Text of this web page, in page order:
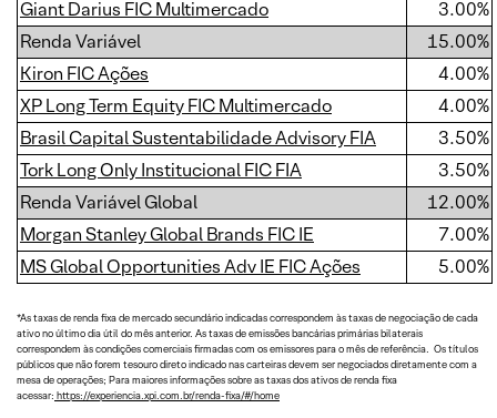
Giant Darius FIC Multimercado
3.00%
Renda Variável
15.00%
Kiron FIC Ações
4.00%
XP Long Term Equity FIC Multimercado
4.00%
Brasil Capital Sustentabilidade Advisory FIA
3.50%
Tork Long Only Institucional FIC FIA
3.50%
Renda Variável Global
12.00%
Morgan Stanley Global Brands FIC IE
7.00%
MS Global Opportunities Adv IE FIC Ações
5.00%
*As taxas de renda fixa de mercado secundário indicadas correspondem às taxas de negociação de cada
ativo no último dia útil do mês anterior. As taxas de emissões bancárias primárias bilaterais
correspondem às condições comerciais firmadas com os emissores para o mês de referência. Os títulos
públicos que não forem tesouro direto indicado nas carteiras devem ser negociados diretamente com a
mesa de operações; Para maiores informações sobre as taxas dos ativos de renda fixa
acessar: https://experiencia.xpi.com.br/renda-fixa/#/home